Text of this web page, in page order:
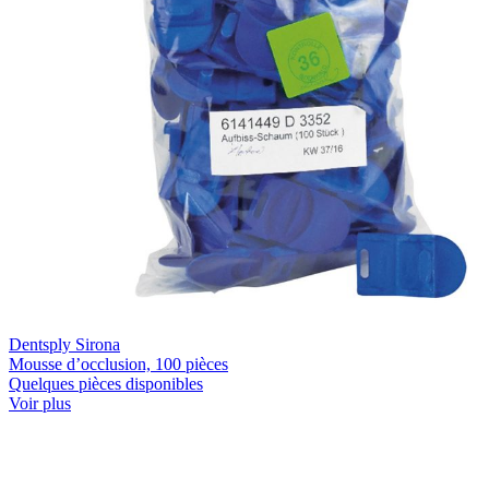
Dentsply Sirona
Mousse d’occlusion, 100 pièces
Quelques pièces disponibles
Voir plus